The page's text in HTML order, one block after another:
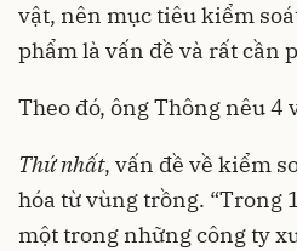
vật, nên mục tiêu kiểm
phẩm là vấn đề và rất cần
Theo đó, ông Thông nêu 4
Thứ nhất, vấn đề về kiểm
hóa từ vùng trồng. “Trong
một trong những công ty